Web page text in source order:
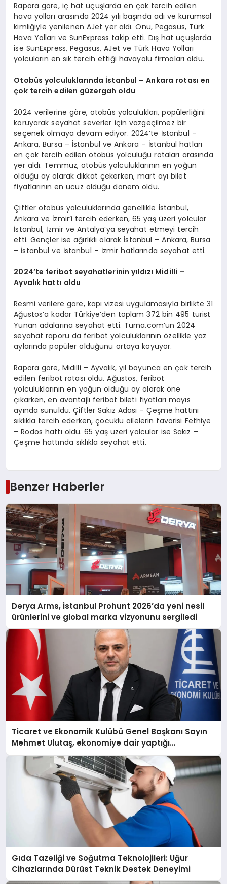
Rapora göre, iç hat uçuşlarda en çok tercih edilen
hava yolları arasında 2024 yılı başında adı ve kurumsal
kimliğiyle yenilenen AJet yer aldı. Onu, Pegasus, Türk
Hava Yolları ve SunExpress takip etti. Dış hat uçuşlarda
ise SunExpress, Pegasus, AJet ve Türk Hava Yolları
yolcuların en sık tercih ettiği havayolu firmaları oldu.
Otobüs yolculuklarında İstanbul – Ankara rotası en
çok tercih edilen güzergah oldu
2024 verilerine göre, otobüs yolculukları, popülerliğini
koruyarak seyahat severler için vazgeçilmez bir
seçenek olmaya devam ediyor. 2024’te İstanbul –
Ankara, Bursa – İstanbul ve Ankara – İstanbul hatları
en çok tercih edilen otobüs yolculuğu rotaları arasında
yer aldı. Temmuz, otobüs yolculuklarının en yoğun
olduğu ay olarak dikkat çekerken, mart ayı bilet
fiyatlarının en ucuz olduğu dönem oldu.
Çiftler otobüs yolculuklarında genellikle İstanbul,
Ankara ve İzmir’i tercih ederken, 65 yaş üzeri yolcular
İstanbul, İzmir ve Antalya’ya seyahat etmeyi tercih
etti. Gençler ise ağırlıklı olarak İstanbul – Ankara, Bursa
– İstanbul ve İstanbul – İzmir hatlarında seyahat etti.
2024’te feribot seyahatlerinin yıldızı Midilli –
Ayvalık hattı oldu
Resmi verilere göre, kapı vizesi uygulamasıyla birlikte 31
Ağustos’a kadar Türkiye’den toplam 372 bin 495 turist
Yunan adalarına seyahat etti. Turna.com’un 2024
seyahat raporu da feribot yolculuklarının özellikle yaz
aylarında popüler olduğunu ortaya koyuyor.
Rapora göre, Midilli – Ayvalık, yıl boyunca en çok tercih
edilen feribot rotası oldu. Ağustos, feribot
yolculuklarının en yoğun olduğu ay olarak öne
çıkarken, en avantajlı feribot bileti fiyatları mayıs
ayında sunuldu. Çiftler Sakız Adası – Çeşme hattını
sıklıkla tercih ederken, çocuklu ailelerin favorisi Fethiye
– Rodos hattı oldu. 65 yaş üzeri yolcular ise Sakız –
Çeşme hattında sıklıkla seyahat etti.
Benzer Haberler
Derya Arms, İstanbul Prohunt 2026’da yeni nesil
ürünlerini ve global marka vizyonunu sergiledi
Ticaret ve Ekonomik Kulübü Genel Başkanı Sayın
Mehmet Ulutaş, ekonomiye dair yaptığı
açıklamada şunları kaydetti:
Gıda Tazeliği ve Soğutma Teknolojileri: Uğur
Cihazlarında Dürüst Teknik Destek Deneyimi